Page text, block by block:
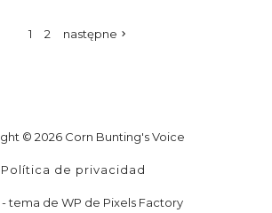
1 2 następne
© 2026 Corn Bunting's Voice
Política de privacidad
- tema de WP de Pixels Factory